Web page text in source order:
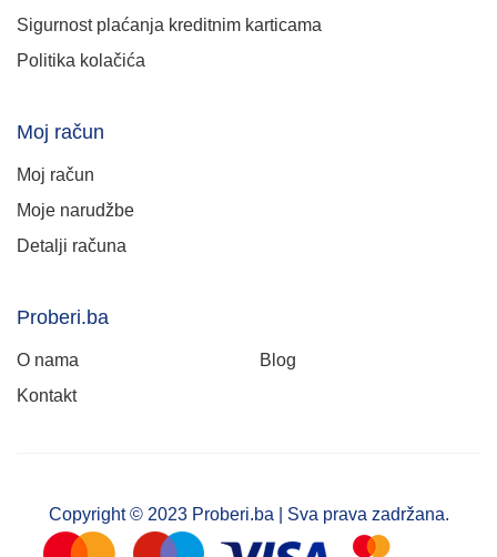
Sigurnost plaćanja kreditnim karticama
Politika kolačića
Moj račun
Moj račun
Moje narudžbe
Detalji računa
Proberi.ba
O nama
Blog
Kontakt
Copyright © 2023 Proberi.ba | Sva prava zadržana.